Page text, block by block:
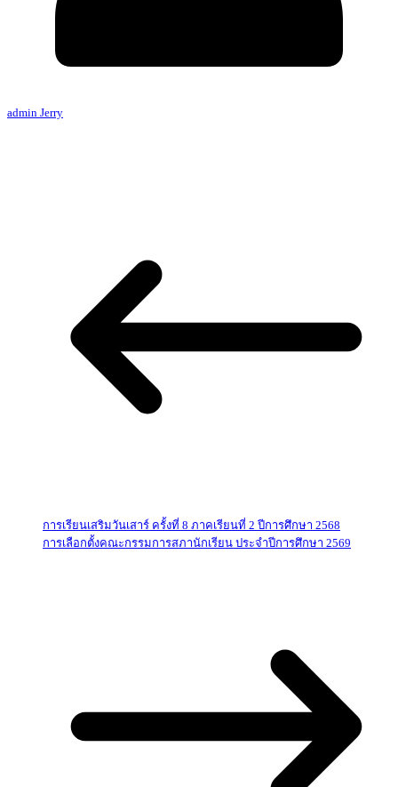
admin Jerry
การเรียนเสริมวันเสาร์ ครั้งที่ 8 ภาคเรียนที่ 2 ปีการศึกษา 2568
การเลือกตั้งคณะกรรมการสภานักเรียน ประจำปีการศึกษา 2569